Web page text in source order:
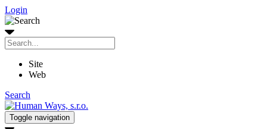
Login
Site
Web
Search
Toggle navigation